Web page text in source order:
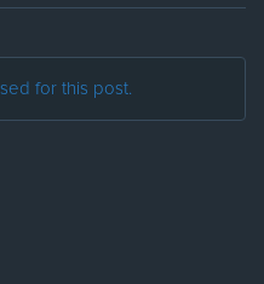
for this post.